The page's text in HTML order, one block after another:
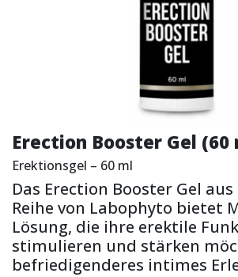
Erection Booster Gel (60
Erektionsgel – 60 ml
Das Erection Booster Gel aus
Reihe von Labophyto bietet
Lösung, die ihre erektile
stimulieren und stärken
befriedigenderes intimes